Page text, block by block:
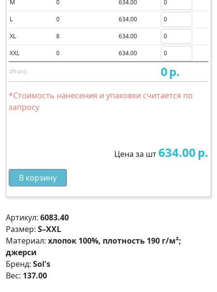
M 0 634.00
L 0 634.00
XL 8 634.00
XXL 0 634.00
Итого: 0р.
*Стоимость нанесения и упаковки считается по
запросу
Цена за шт634.00р.
В корзину
Артикул: 6083.40
Размер: S–XXL
Материал: хлопок 100%, плотность 190 г/м²;
джерси
Бренд: Sol's
Вес: 137.00